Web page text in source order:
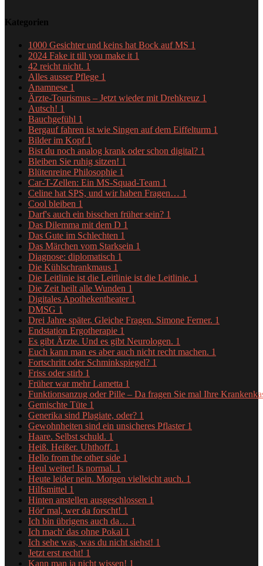
Kategorien
1000 Gesichter und keins hat Bock auf MS 1
2024 Fake it till you make it 1
42 reicht nicht. 1
Alles ausser Pflege 1
Anamnese 1
Ärzte-Tourismus – Jetzt wieder mit Drehkreuz 1
Autsch! 1
Bauchgefühl 1
Bergauf fahren ist wie Singen auf dem Eiffelturm 1
Bilder im Kopf 1
Bist du noch analog krank oder schon digital? 1
Bleiben Sie ruhig sitzen! 1
Blütenreine Philosophie 1
Car-T-Zellen: Ein MS-Squad-Team 1
Celine hat SPS, und wir haben Fragen… 1
Cool bleiben 1
Darf's auch ein bisschen früher sein? 1
Das Dilemma mit dem D 1
Das Gute im Schlechten 1
Das Märchen vom Starksein 1
Diagnose: diplomatisch 1
Die Kühlschrankmaus 1
Die Leitlinie ist die Leitlinie ist die Leitlinie. 1
Die Zeit heilt alle Wunden 1
Digitales Apothekentheater 1
DMSG 1
Drei Jahre später. Gleiche Fragen. Simone Ferner. 1
Endstation Ergotherapie 1
Es gibt Ärzte. Und es gibt Neurologen. 1
Euch kann man es aber auch nicht recht machen. 1
Fortschritt oder Schminkspiegel? 1
Friss oder stirb 1
Früher war mehr Lametta 1
Funktionsanzug oder Pille – Da fragen Sie mal Ihre
Gemischte Tüte 1
Generika sind Plagiate, oder? 1
Gewohnheiten sind ein unsicheres Pflaster 1
Haare. Selbst schuld. 1
Heiß. Heißer. Uhthoff. 1
Hello from the other side 1
Heul weiter! Is normal. 1
Heute leider nein. Morgen vielleicht auch. 1
Hilfsmittel 1
Hinten anstellen ausgeschlossen 1
Hör' mal, wer da forscht! 1
Ich bin übrigens auch da… 1
Ich mach' das ohne Pokal 1
Ich sehe was, was du nicht siehst! 1
Jetzt erst recht! 1
Kann man ja nicht wissen! 1